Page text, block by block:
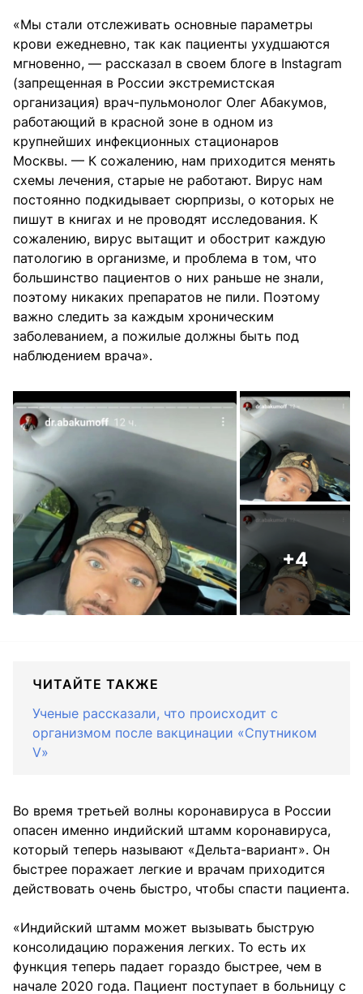
«Мы стали отслеживать основные параметры
крови ежедневно, так как пациенты ухудшаются
мгновенно, — рассказал в своем блоге в Instagram
(запрещенная в России экстремистская
организация) врач-пульмонолог Олег Абакумов,
работающий в красной зоне в одном из
крупнейших инфекционных стационаров
Москвы. — К сожалению, нам приходится менять
схемы лечения, старые не работают. Вирус нам
постоянно подкидывает сюрпризы, о которых не
пишут в книгах и не проводят исследования. К
сожалению, вирус вытащит и обострит каждую
патологию в организме, и проблема в том, что
большинство пациентов о них раньше не знали,
поэтому никаких препаратов не пили. Поэтому
важно следить за каждым хроническим
заболеванием, а пожилые должны быть под
наблюдением врача».
+4
ЧИТАЙТЕ ТАКЖЕ
Ученые рассказали, что происходит с
организмом после вакцинации «Спутником
V»
Во время третьей волны коронавируса в России
опасен именно индийский штамм коронавируса,
который теперь называют «Дельта-вариант». Он
быстрее поражает легкие и врачам приходится
действовать очень быстро, чтобы спасти пациента.
«Индийский штамм может вызывать быструю
консолидацию поражения легких. То есть их
функция теперь падает гораздо быстрее, чем в
начале 2020 года. Пациент поступает в больницу с